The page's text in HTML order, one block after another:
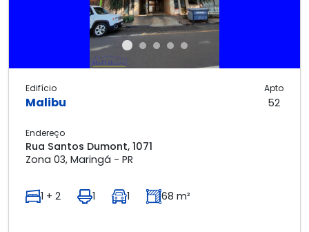
Edifício
Malibu
Apto
52
Endereço
Rua Santos Dumont, 1071
Zona 03, Maringá - PR
1 + 2 1 1 68 m²